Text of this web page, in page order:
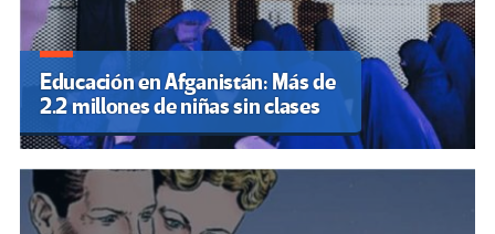
Educación en Afganistán: Más de
2.2 millones de niñas sin clases